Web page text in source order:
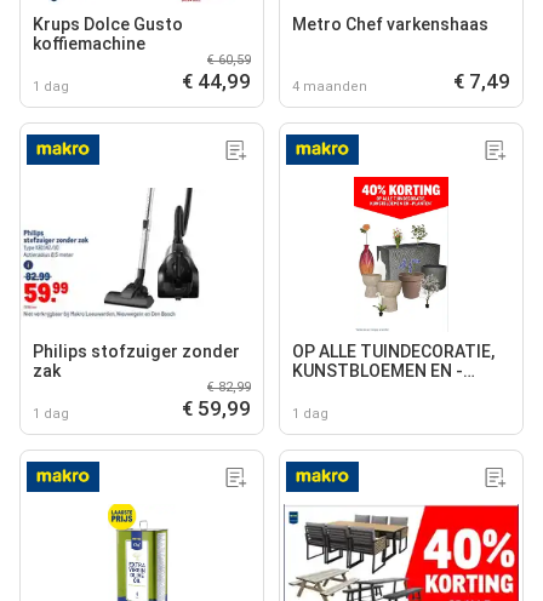
Krups Dolce Gusto
koffiemachine
1 dag
€ 60,59
€ 44,99
Metro Chef varkenshaas
4 maanden € 7,49
Philips stofzuiger zonder
zak
1 dag
€ 82,99
€ 59,99
OP ALLE TUINDECORATIE,
KUNSTBLOEMEN EN -
1 dag